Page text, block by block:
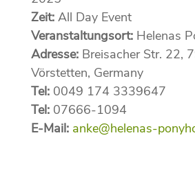
Zeit: All Day Event
Veranstaltungsort: Helenas
Adresse: Breisacher Str. 22,
Vörstetten, Germany
Tel: 0049 174 3339647
Tel: 07666-1094
E-Mail: anke@helenas-